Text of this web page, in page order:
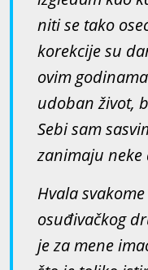
niti se tako
korekcije su
ovim
udoban život,
Sebi sam
zanimaju neke
Hvala
osuđivačkog
je za mene